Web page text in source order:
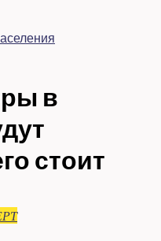
в
стоит